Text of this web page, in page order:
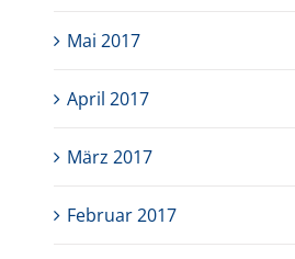
Mai 2017
April 2017
März 2017
Februar 2017